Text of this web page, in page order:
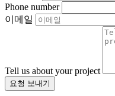
Phone number
이메일
Tell us about your project
요청 보내기